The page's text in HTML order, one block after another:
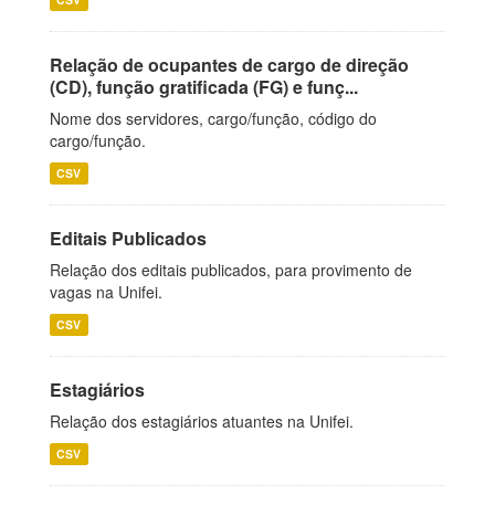
Relação de ocupantes de cargo de direção
(CD), função gratificada (FG) e funç...
Nome dos servidores, cargo/função, código do
cargo/função.
CSV
Editais Publicados
Relação dos editais publicados, para provimento de
vagas na Unifei.
CSV
Estagiários
Relação dos estagiários atuantes na Unifei.
CSV